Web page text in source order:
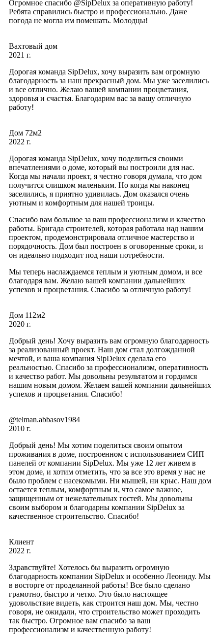
Огромное спасибо @SipDelux за оперативную работу!
Ребята справились быстро и профессионально. Даже
погода не могла им помешать. Молодцы!
Вахтовый дом
2021 г.
Дорогая команда SipDelux, хочу выразить вам огромную
благодарность за наш прекрасный дом. Мы уже заселились
и все отлично. Желаю вашей компании процветания,
здоровья и счастья. Благодарим вас за вашу отличную
работу!
Дом 72м2
2022 г.
Дорогая команда SipDelux, хочу поделиться своими
впечатлениями о доме, который вы построили для нас.
Когда мы начали проект, я честно говоря думала, что дом
получится слишком маленьким. Но когда мы наконец
заселились, я приятно удивилась. Дом оказался очень
уютным и комфортным для нашей троицы.
Спасибо вам большое за ваш профессионализм и качество
работы. Бригада строителей, которая работала над нашим
проектом, продемонстрировала отличное мастерство и
порядочность. Дом был построен в оговоренные сроки, и
он идеально подходит под наши потребности.
Мы теперь наслаждаемся теплым и уютным домом, и все
благодаря вам. Желаю вашей компании дальнейших
успехов и процветания. Спасибо за отличную работу!
Дом 112м2
2020 г.
Добрый день! Хочу выразить вам огромную благодарность
за реализованный проект. Наш дом стал долгожданной
мечтой, и ваша компания SipDelux сделала его
реальностью. Спасибо за профессионализм, оперативность
и качество работ. Мы довольны результатом и гордимся
нашим новым домом. Желаем вашей компании дальнейших
успехов и процветания. Спасибо!
@telman.abbasov1984
2010 г.
Добрый день! Мы хотим поделиться своим опытом
проживания в доме, построенном с использованием СИП
панелей от компании SipDelux. Мы уже 12 лет живем в
этом доме, и хотим отметить, что за все это время у нас не
было проблем с насекомыми. Ни мышей, ни крыс. Наш дом
остается теплым, комфортным и, что самое важное,
защищенным от нежелательных гостей. Мы довольны
своим выбором и благодарны компании SipDelux за
качественное строительство. Спасибо!
Клиент
2022 г.
Здравствуйте! Хотелось бы выразить огромную
благодарность компании SipDelux и особенно Леониду. Мы
в восторге от проделанной работы! Все было сделано
грамотно, быстро и четко. Это было настоящее
удовольствие видеть, как строится наш дом. Мы, честно
говоря, не ожидали, что строительство может проходить
так быстро. Огромное вам спасибо за ваш
профессионализм и качественную работу!